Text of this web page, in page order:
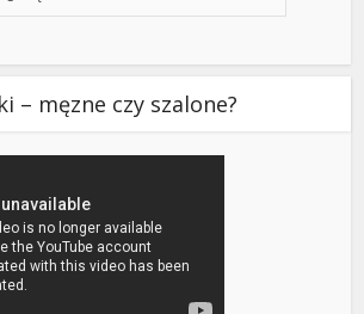
– męzne czy szalone?